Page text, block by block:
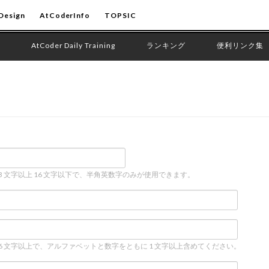
AtCoderInfo TOPSIC
AtCoder Daily Training ランキング 便利リンク集
文字以上 16 文字以下で、半角英数字のみが使用できます。
文字以上で、アルファベットと数字をともに 1 文字以上含めてください。